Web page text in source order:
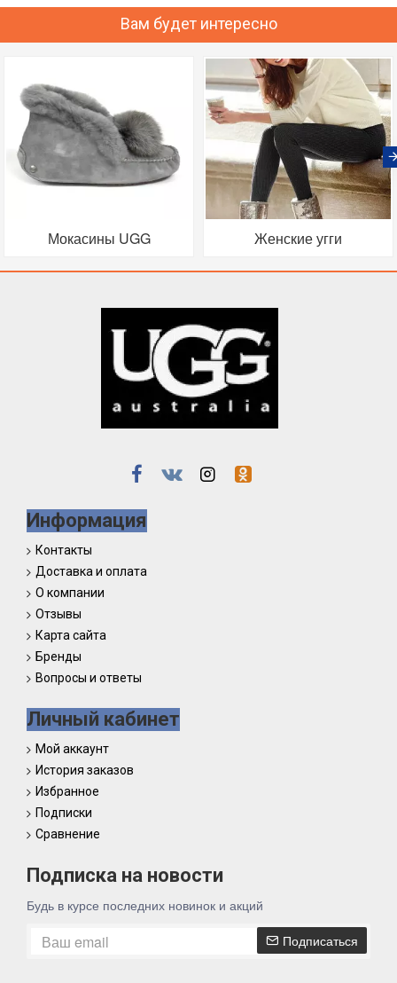
Вам будет интересно
Мокасины UGG Женские угги
Информация
Контакты
Доставка и оплата
О компании
Отзывы
Карта сайта
Бренды
Вопросы и ответы
Личный кабинет
Мой аккаунт
История заказов
Избранное
Подписки
Сравнение
Подписка на новости
Будь в курсе последних новинок и акций
Подписаться